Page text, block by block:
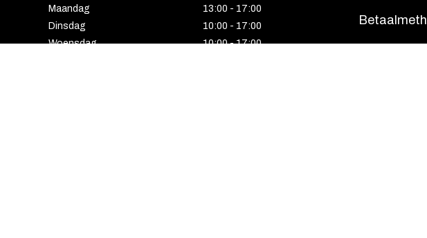
Maandag
13:00 - 17:00
Dinsdag
10:00 - 17:00
Woensdag
10:00 - 17:00